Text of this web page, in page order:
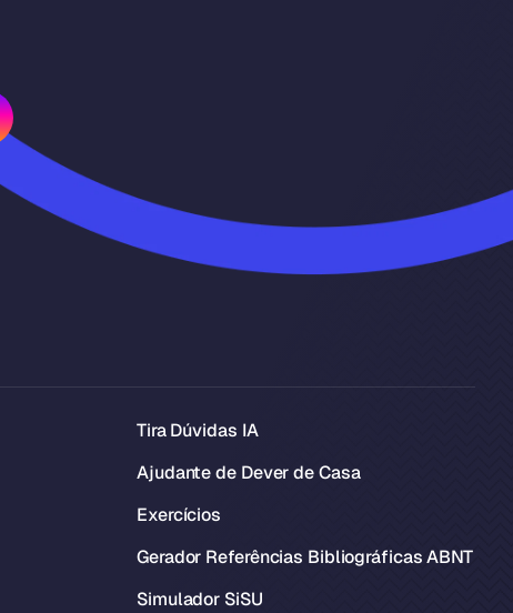
Tira Dúvidas IA
Ajudante de Dever de Casa
Exercícios
Gerador Referências Bibliográficas ABNT
Simulador SiSU